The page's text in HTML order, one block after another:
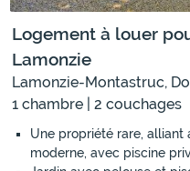
Logement à louer
Lamonzie
Lamonzie-Montastruc,
1 chambre | 2 couchages
Une propriété rare,
moderne, avec piscine